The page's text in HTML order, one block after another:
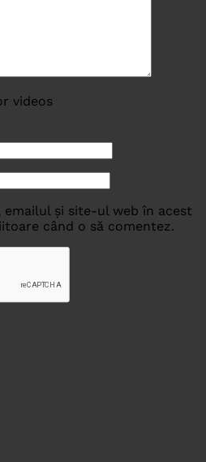
videos
emailul și site-ul web în acest
când o să comentez.